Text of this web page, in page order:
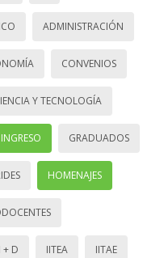
ADMINISTRACIÓN
CONVENIOS
Y TECNOLOGÍA
INGRESO GRADUADOS
HOMENAJES
I + D IITEA IITAE